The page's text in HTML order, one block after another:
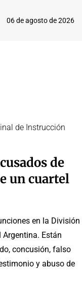
06 de agosto de 2026
de Instrucción
de
un cuartel
en la División
Argentina. Están
concusión, falso
y abuso de